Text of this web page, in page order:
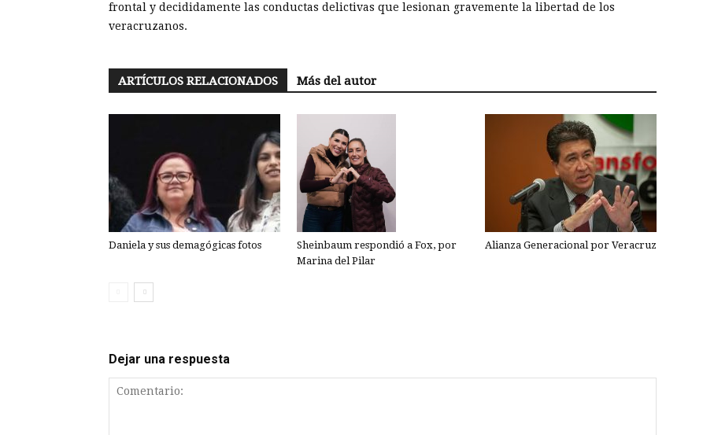
frontal y decididamente las conductas delictivas que lesionan gravemente la libertad de los
veracruzanos.
ARTÍCULOS RELACIONADOS Más del autor
Daniela y sus demagógicas fotos
Sheinbaum respondió a Fox, por
Marina del Pilar
Alianza Generacional por Veracruz
Dejar una respuesta